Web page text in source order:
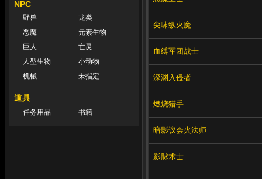
NPC
野兽
龙类
恶魔
元素生物
巨人
亡灵
人型生物
小动物
机械
未指定
道具
任务用品 书籍
尖啸纵火魔
血缚军团战士
深渊入侵者
燃烧猎手
暗影议会火法师
影脉术士